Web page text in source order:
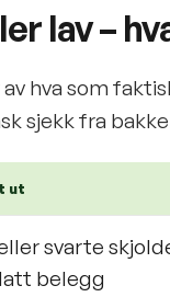
lav –
hva som
sjekk fra
ut
svarte
belegg